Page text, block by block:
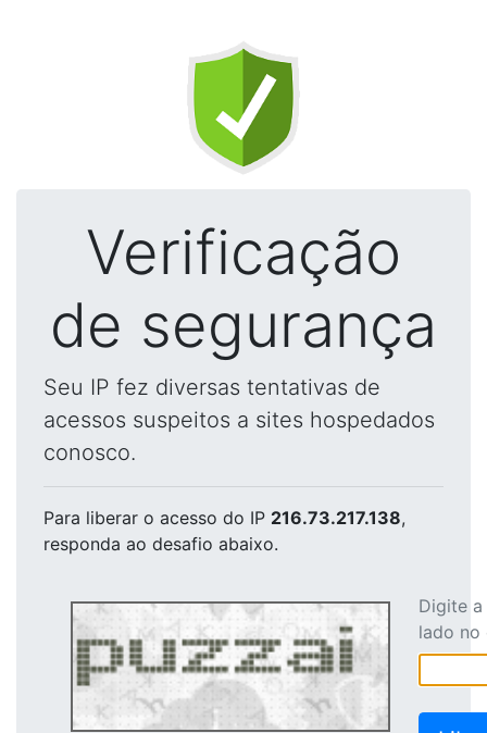
Verificação
de segurança
Seu IP fez diversas tentativas de
acessos suspeitos a sites hospedados
conosco.
Para liberar o acesso do IP 216.73.217.138,
responda ao desafio abaixo.
Digite
lado no